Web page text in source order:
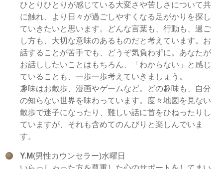
ひとりひとりが感じている大変さや苦しさについて共
に触れ、より日々が過ごしやすくなる足がかりを探し
ていきたいと思います。どんな言葉も、行動も、過ご
し方も、大切な意味のあるものだと考えています。お
話することが苦手でも、どうぞ気負わずに。あなたが
お話ししたいことはもちろん、「わからない」と感じ
ていることも、一歩一歩考えていきましょう。
趣味はお散歩、漫画やゲームなど。どの趣味も、自分
の知らない世界を味わっています。度々地図を見ない
散歩で迷子になったり、難しい話に首をひねったりし
ていますが、それも含めてのんびりと楽しんでいま
す。
Y.M(男性カウンセラー)水曜日